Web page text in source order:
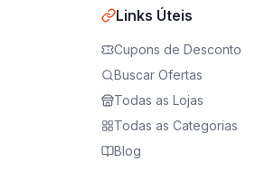
Links Úteis
Cupons de Desconto
Buscar Ofertas
Todas as Lojas
Todas as Categorias
Blog